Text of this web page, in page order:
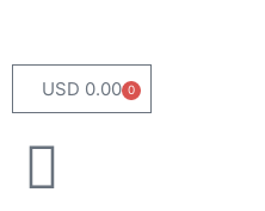
USD 0.00 0